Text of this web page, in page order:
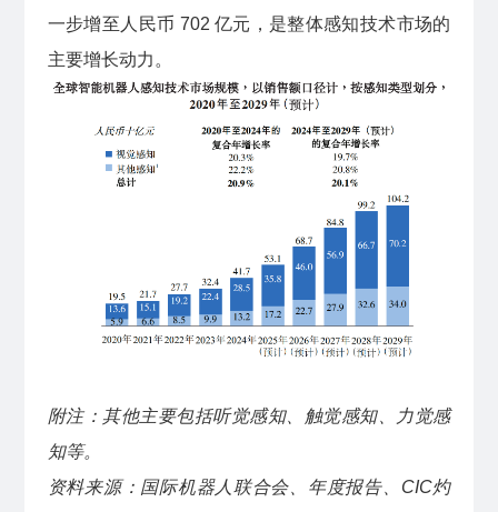
一步增至人民币 702 亿元，是整体感知技术市场的
主要增长动力。
附注：其他主要包括听觉感知、触觉感知、力觉感
知等。
资料来源：国际机器人联合会、年度报告、CIC灼